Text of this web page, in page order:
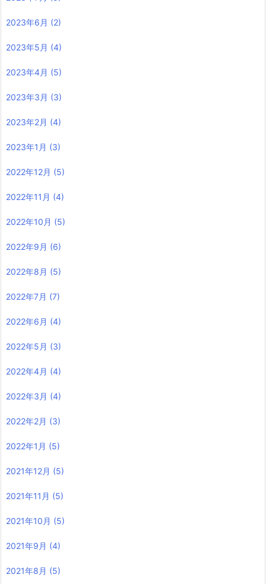
2023年6月 (2)
2023年5月 (4)
2023年4月 (5)
2023年3月 (3)
2023年2月 (4)
2023年1月 (3)
2022年12月 (5)
2022年11月 (4)
2022年10月 (5)
2022年9月 (6)
2022年8月 (5)
2022年7月 (7)
2022年6月 (4)
2022年5月 (3)
2022年4月 (4)
2022年3月 (4)
2022年2月 (3)
2022年1月 (5)
2021年12月 (5)
2021年11月 (5)
2021年10月 (5)
2021年9月 (4)
2021年8月 (5)